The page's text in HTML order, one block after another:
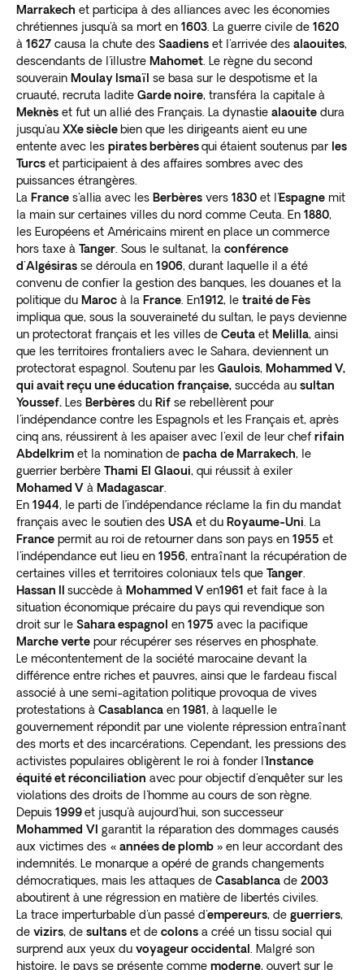
Marrakech et participa à des alliances avec les économies
chrétiennes jusqu'à sa mort en 1603 . La guerre civile de 1620
à 1627 causa la chute des Saadiens et l'arrivée des alaouites,
descendants de l'illustre Mahomet . Le règne du second
souverain Moulay Ismaïl se basa sur le despotisme et la
cruauté, recruta ladite Garde noire, transféra la capitale à
Meknès et fut un allié des Français. La dynastie alaouite dura
jusqu'au XXe siècle bien que les dirigeants aient eu une
entente avec les pirates berbèresqui étaient soutenus par les
Turcs et participaient à des affaires sombres avec des
puissances étrangères.
La France s'allia avec les Berbères vers 1830 et l'Espagne mit
la main sur certaines villes du nord comme Ceuta. En 1880,
les Européens et Américains mirent en place un commerce
hors taxe à Tanger . Sous le sultanat, la conférence
d'Algésiras se déroula en 1906, durant laquelle il a été
convenu de confier la gestion des banques, les douanes et la
politique du Maroc à la France . En1912, le traité de Fès
impliqua que, sous la souveraineté du sultan, le pays devienne
un protectorat français et les villes de Ceuta et Melilla, ainsi
que les territoires frontaliers avec le Sahara, deviennent un
protectorat espagnol. Soutenu par les Gaulois, Mohammed V,
qui avait reçu une éducation française, succéda au sultan
Youssef. Les Berbères du Rif se rebellèrent pour
l'indépendance contre les Espagnols et les Français et, après
cinq ans, réussirent à les apaiser avec l'exil de leur chef rifain
Abdelkrim et la nomination de pacha de Marrakech, le
guerrier berbère Thami El Glaoui, qui réussit à exiler
Mohamed V à Madagascar
En 1944, le parti de l’indépendance réclame la fin du mandat
français avec le soutien des USA et du Royaume-Uni . La
France permit au roi de retourner dans son pays en 1955 et
l'indépendance eut lieu en 1956, entraînant la récupération de
certaines villes et territoires coloniaux tels que Tanger
Hassan II succède à Mohammed Ven1961 et fait face à la
situation économique précaire du pays qui revendique son
droit sur le Sahara espagnol en 1975 avec la pacifique
Marche verte pour récupérer ses réserves en phosphate.
Le mécontentement de la société marocaine devant la
différence entre riches et pauvres, ainsi que le fardeau fiscal
associé à une semi-agitation politique provoqua de vives
protestations à Casablanca en 1981, à laquelle le
gouvernement répondit par une violente répression entraînant
des morts et des incarcérations. Cependant, les pressions des
activistes populaires obligèrent le roi à fonder l' Instance
équité et réconciliation avec pour objectif d'enquêter sur les
violations des droits de l'homme au cours de son règne.
Depuis 1999et jusqu'à aujourd'hui, son successeur
Mohammed VI garantit la réparation des dommages causés
aux victimes des « années de plomb » en leur accordant des
indemnités. Le monarque a opéré de grands changements
démocratiques, mais les attaques de Casablanca de 2003
aboutirent à une régression en matière de libertés civiles.
La trace imperturbable d'un passé d'empereurs, de guerriers,
de vizirs, de sultans et de colons a créé un tissu social qui
surprend aux yeux du voyageur occidental
. Malgré son
histoire, le pays se présente comme moderne, ouvert sur le